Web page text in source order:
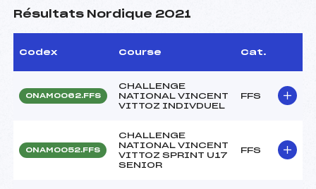
Résultats Nordique 2021
Codex Course Cat.
ONAM0062.FFS
CHALLENGE
NATIONAL VINCENT
VITTOZ INDIVDUEL
FFS
ONAM0052.FFS
CHALLENGE
NATIONAL VINCENT
VITTOZ SPRINT U17
SENIOR
FFS